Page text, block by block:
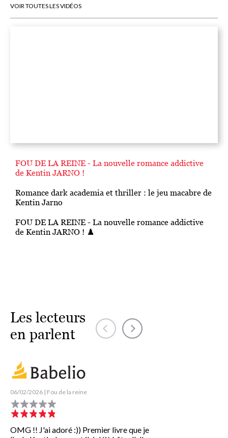
VOIR TOUTES LES VIDÉOS
FOU DE LA REINE - La nouvelle romance addictive
de Kentin JARNO !
Romance dark academia et thriller : le jeu macabre de
Kentin Jarno
FOU DE LA REINE - La nouvelle romance addictive
de Kentin JARNO ! ♟️
Les lecteurs
en parlent
06/02/2026 | Fou de la reine
OMG !! J'ai adoré :)) Premier livre que je